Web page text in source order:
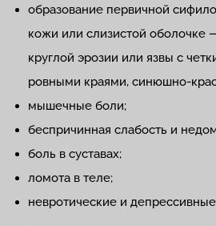
образование первичной
кожи или слизистой оболочке
круглой эрозии или язвы с
ровными краями, синюшно-
мышечные боли;
беспричинная слабость и
боль в суставах;
ломота в теле;
невротические и депрессивные